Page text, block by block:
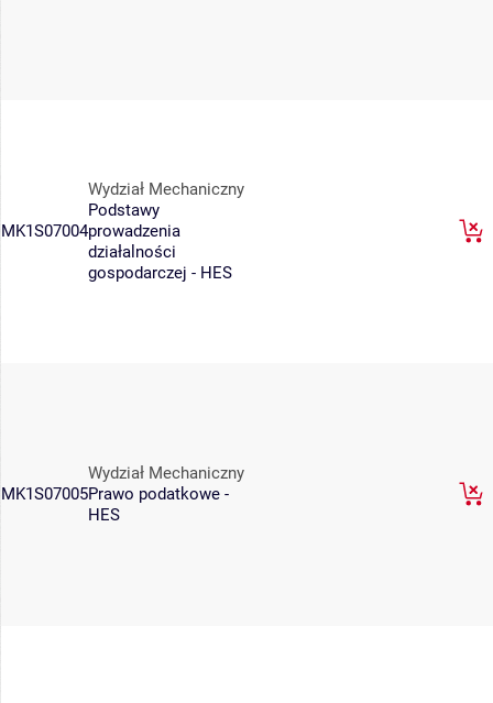
MK1S07004
Wydział Mechaniczny
Podstawy
prowadzenia
działalności
gospodarczej - HES
MK1S07005
Wydział Mechaniczny
Prawo podatkowe -
HES